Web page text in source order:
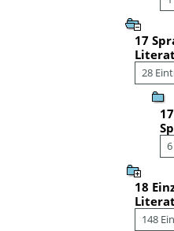
17
28
18
148